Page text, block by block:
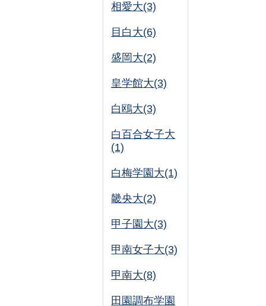
相愛大(3)
目白大(6)
盛岡大(2)
皇学館大(3)
白鴎大(3)
白百合女子大
(1)
白梅学園大(1)
畿央大(2)
甲子園大(3)
甲南女子大(3)
甲南大(8)
田園調布学園